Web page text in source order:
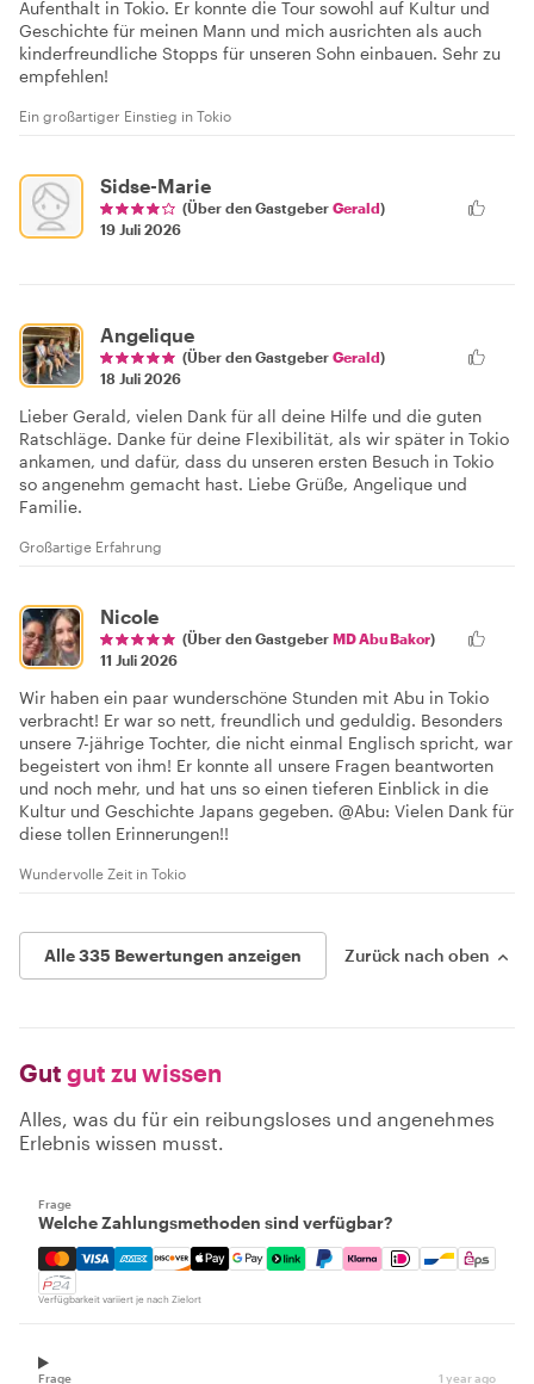
Aufenthalt in Tokio. Er konnte die Tour sowohl auf Kultur und
Geschichte für meinen Mann und mich ausrichten als auch
kinderfreundliche Stopps für unseren Sohn einbauen. Sehr zu
empfehlen!
Ein großartiger Einstieg in Tokio
Sidse-Marie
(Über den Gastgeber Gerald)
19 Juli 2026
Angelique
(Über den Gastgeber Gerald)
18 Juli 2026
Lieber Gerald, vielen Dank für all deine Hilfe und die guten
Ratschläge. Danke für deine Flexibilität, als wir später in Tokio
ankamen, und dafür, dass du unseren ersten Besuch in Tokio
so angenehm gemacht hast. Liebe Grüße, Angelique und
Familie.
Großartige Erfahrung
Nicole
(Über den Gastgeber MD Abu Bakor)
11 Juli 2026
Wir haben ein paar wunderschöne Stunden mit Abu in Tokio
verbracht! Er war so nett, freundlich und geduldig. Besonders
unsere 7-jährige Tochter, die nicht einmal Englisch spricht, war
begeistert von ihm! Er konnte all unsere Fragen beantworten
und noch mehr, und hat uns so einen tieferen Einblick in die
Kultur und Geschichte Japans gegeben. @Abu: Vielen Dank für
diese tollen Erinnerungen!!
Wundervolle Zeit in Tokio
Alle 335 Bewertungen anzeigen Zurück nach oben
Gut gut zu wissen
Alles, was du für ein reibungsloses und angenehmes
Erlebnis wissen musst.
Frage
Welche Zahlungsmethoden sind verfügbar?
Mastercard, Visa, Amex, Discover, Apple Pay, Google
Verfügbarkeit variiert je nach Zielort
Frage 1 year ago